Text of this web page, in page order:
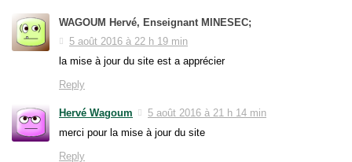
WAGOUM Hervé, Enseignant MINESEC;
5 août 2016 à 22 h 19 min
la mise à jour du site est a apprécier
Reply
Hervé Wagoum
5 août 2016 à 21 h 14 min
merci pour la mise à jour du site
Reply